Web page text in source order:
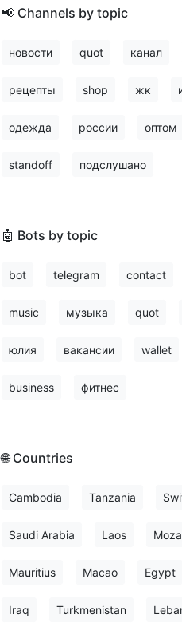
📢 Channels by topic
новости quot канал
рецепты shop жк
одежда россии оптом
standoff подслушано
🤖 Bots by topic
bot telegram contact
music музыка quot
юлия вакансии wallet
business фитнес
🌐 Countries
Cambodia Tanzania
Saudi Arabia Laos
Mauritius Macao Egypt
Iraq Turkmenistan